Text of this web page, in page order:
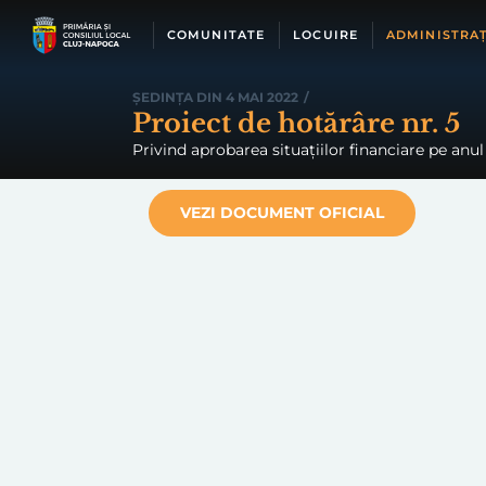
COMUNITATE LOCUIRE
ȘEDINȚA DIN 4 MAI 2022 /
Proiect de hotărâre nr. 5
Privind aprobarea situațiilor financiare pe
VEZI DOCUMENT OFICIAL